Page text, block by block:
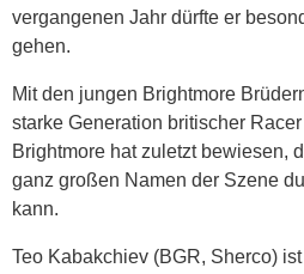
vergangenen Jahr dürfte er
gehen.
Mit den jungen Brightmore
starke Generation britischer
Brightmore hat zuletzt bewiesen,
ganz großen Namen der Szene
kann.
Teo Kabakchiev (BGR, Sherco)